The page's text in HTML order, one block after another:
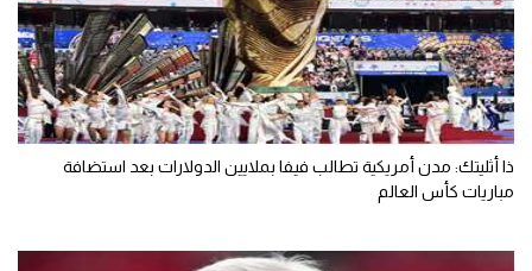
ذا أثليتك: مدن أمريكية تطالب فيفا بملايين الدولارات بعد استضافة
مباريات كأس العالم